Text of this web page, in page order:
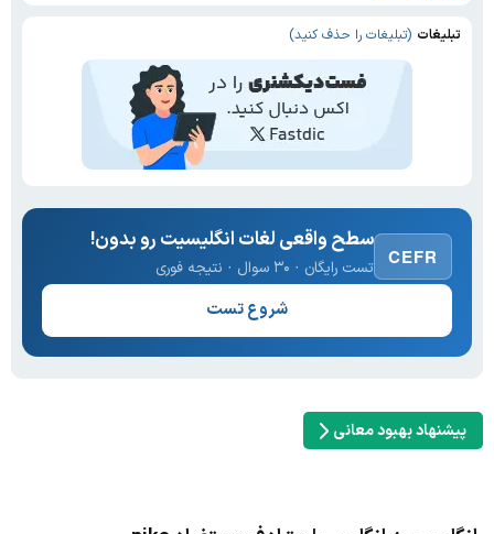
تبلیغات (تبلیغات را حذف کنید)
CEFR
سطح واقعی لغات انگلیسیت رو بدون!
تست رایگان · ۳۰ سوال · نتیجه فوری
شروع تست
پیشنهاد بهبود معانی